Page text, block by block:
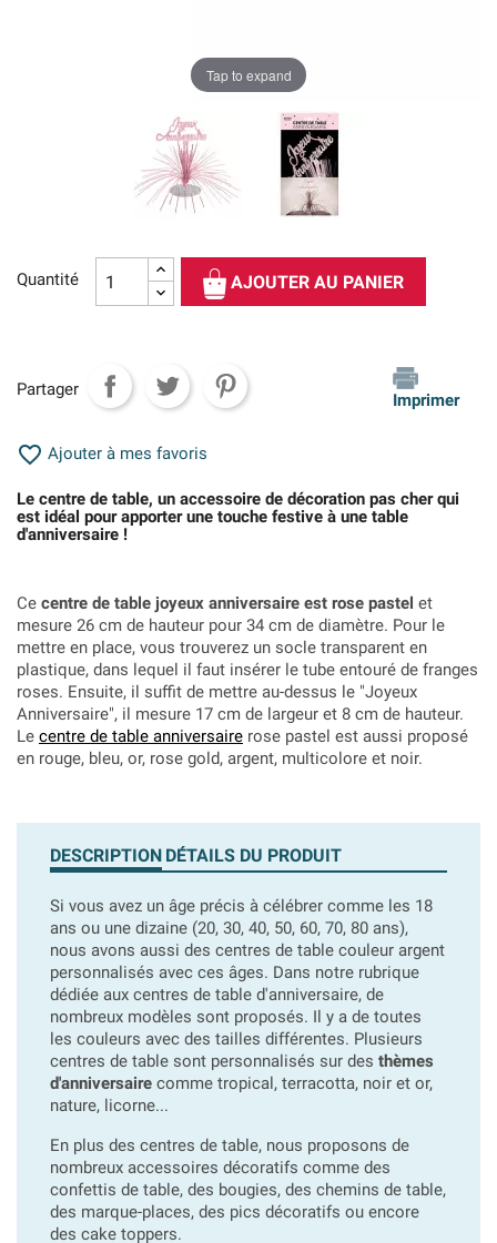
Tap to expand
Quantité AJOUTER AU PANIER
Partager
Imprimer
 Ajouter à mes favoris
Le centre de table, un accessoire de décoration pas cher qui
est idéal pour apporter une touche festive à une table
d'anniversaire !
Ce centre de table joyeux anniversaire est rose pastel et
mesure 26 cm de hauteur pour 34 cm de diamètre. Pour le
mettre en place, vous trouverez un socle transparent en
plastique, dans lequel il faut insérer le tube entouré de franges
roses. Ensuite, il suffit de mettre au-dessus le "Joyeux
Anniversaire", il mesure 17 cm de largeur et 8 cm de hauteur.
Le centre de table anniversaire rose pastel est aussi proposé
en rouge, bleu, or, rose gold, argent, multicolore et noir.
DESCRIPTION DÉTAILS DU PRODUIT
Si vous avez un âge précis à célébrer comme les 18
ans ou une dizaine (20, 30, 40, 50, 60, 70, 80 ans),
nous avons aussi des centres de table couleur argent
personnalisés avec ces âges. Dans notre rubrique
dédiée aux centres de table d'anniversaire, de
nombreux modèles sont proposés. Il y a de toutes
les couleurs avec des tailles différentes. Plusieurs
centres de table sont personnalisés sur des thèmes
d'anniversaire comme tropical, terracotta, noir et or,
nature, licorne...
En plus des centres de table, nous proposons de
nombreux accessoires décoratifs comme des
confettis de table, des bougies, des chemins de table,
des marque-places, des pics décoratifs ou encore
des cake toppers.